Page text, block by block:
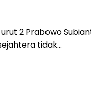
urut 2 Prabowo
tidak…